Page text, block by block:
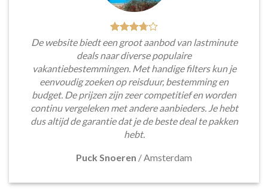
De website biedt een groot aanbod van lastminute
deals naar diverse populaire
vakantiebestemmingen. Met handige filters kun je
eenvoudig zoeken op reisduur, bestemming en
budget. De prijzen zijn zeer competitief en worden
continu vergeleken met andere aanbieders. Je hebt
dus altijd de garantie dat je de beste deal te pakken
hebt.
Puck Snoeren / Amsterdam